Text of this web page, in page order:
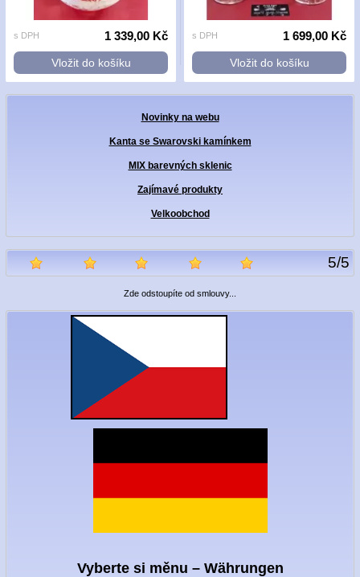
Novinky na webu
Kanta se Swarovski kamínkem
MIX barevných sklenic
Zajímavé produkty
Velkoobchod
5/5
Zde odstoupíte od smlouvy...
Vyberte si měnu – Währungen
s DPH 1 339,00 Kč
Vložit do košíku
s DPH 1 699,00 Kč
Vložit do košíku